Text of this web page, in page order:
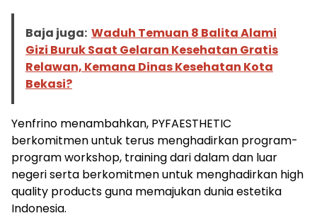
Baja juga: Waduh Temuan 8 Balita Alami
Gizi Buruk Saat Gelaran Kesehatan Gratis
Relawan, Kemana Dinas Kesehatan Kota
Bekasi?
Yenfrino menambahkan, PYFAESTHETIC
berkomitmen untuk terus menghadirkan program-
program workshop, training dari dalam dan luar
negeri serta berkomitmen untuk menghadirkan high
quality products guna memajukan dunia estetika
Indonesia.